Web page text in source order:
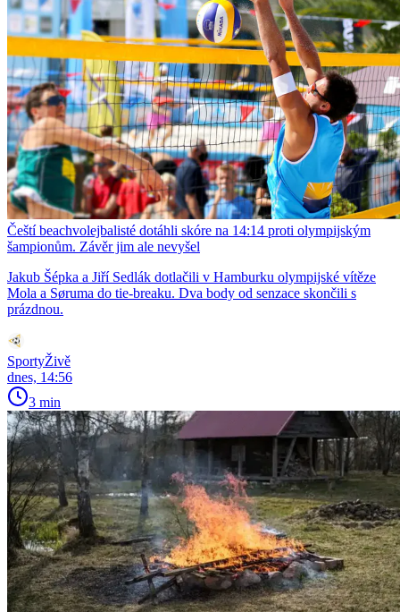
Čeští beachvolejbalisté dotáhli skóre na 14:14 proti olympijským
šampionům. Závěr jim ale nevyšel
Jakub Šépka a Jiří Sedlák dotlačili v Hamburku olympijské vítěze
Mola a Søruma do tie-breaku. Dva body od senzace skončili s
prázdnou.
SportyŽivě
dnes, 14:56
3 min